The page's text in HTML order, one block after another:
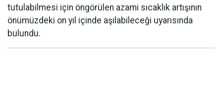
tutulabilmesi için öngörülen azami sıcaklık artışının
önümüzdeki on yıl içinde aşılabileceği uyarısında
bulundu.